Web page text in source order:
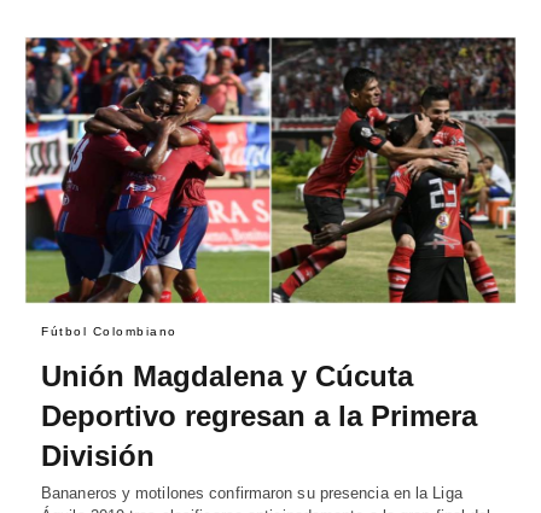
Fútbol Colombiano
Unión Magdalena y Cúcuta
Deportivo regresan a la Primera
División
Bananeros y motilones confirmaron su presencia en la Liga